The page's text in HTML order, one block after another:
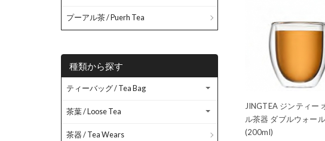
JINGTEA ジンティー
ル茶器 ダブルウォー
(200ml)
プーアル茶 / Puerh Tea
種類から探す
ティーバッグ / Tea Bag
茶葉 / Loose Tea
茶器 / Tea Wears